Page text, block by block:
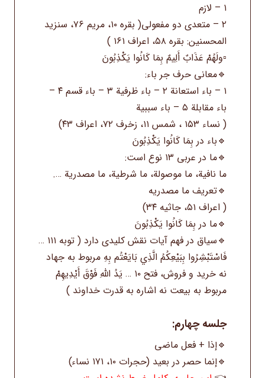
۱ – لازم
۲ – متعدی دو مفعولی( بقره ۱۰، مریم ۷۶، سنزید
المحسنین: بقره ۵۸، اعراف ۱۶۱ )
▫️ولَهُمْ عَذَابٌ أَلِيمٌ بِمَا كَانُوا يَكْذِبُونَ
🔹معانی حرف جر باء:
۱ – باء استعانة ۲ – باء ظرفية ۳ – باء قسم ۴ –
باء مقابلة ۵ – باء سببیة
( نساء ۱۵۳ ، شمس ۱۱، زخرف ۷۲، اعراف ۴۳)
🔹باء در بِمَا كَانُوا يَكْذِبُونَ
🔹ما در عربی ۱۳ نوع است:
ما نافية، ما موصولة، ما شرطية، ما مصدرية ….
🔹تعریف ما مصدریه
( اعراف ۵۱، جاثیه ۳۴)
🔹ما در بِمَا كَانُوا يَكْذِبُونَ
🔹سیاق در فهم آیات نقش کلیدی دارد ( توبه ۱۱۱ …
فَاسْتَبْشِرُوا بِبَيْعِكُمُ الَّذِي بَايَعْتُم بِهِ مربوط به جهاد
نه خرید و فروش، فتح ۱۰ … يَدُ اللَّهِ فَوْقَ أَيْدِيهِمْ
مربوط به بیعت نه اشاره به قدرت خداوند )
جلسه چهارم:
🔹إذا + فعل ماضى
🔹إنما حصر در بعید (حجرات ۱۰، ۱۷۱ نساء)